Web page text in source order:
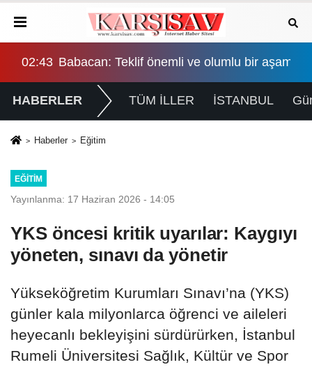
eşitlik yönünden eksiklikler giderilmeli
02:43 Babacan: Teklif önemli ve olumlu bir aşama,
HABERLER TÜM İLLER İSTANBUL
Haberler Eğitim
EĞITIM
Yayınlanma: 17 Haziran 2026 - 14:05
YKS öncesi kritik uyarılar: Kaygıyı
yöneten, sınavı da yönetir
Yükseköğretim Kurumları Sınavı’na (YKS)
günler kala milyonlarca öğrenci ve aileleri
heyecanlı bekleyişini sürdürürken, İstanbul
Rumeli Üniversitesi Sağlık, Kültür ve Spor